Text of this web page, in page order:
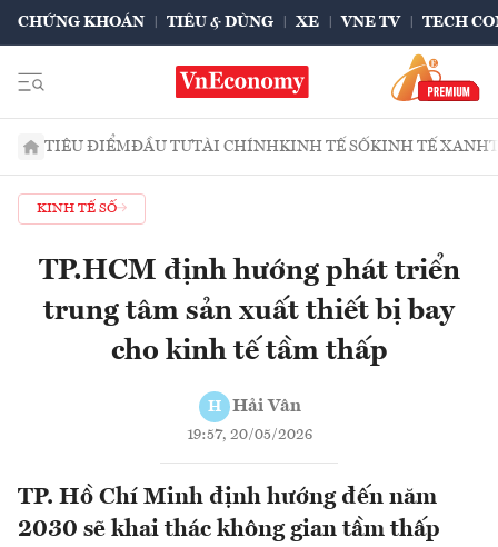
CHỨNG KHOÁN TIÊU & DÙNG XE VNE TV TECH
TIÊU ĐIỂMĐẦU TƯTÀI CHÍNHKINH TẾ SỐKINH TẾ XANH
KINH TẾ SỐ
TP.HCM định hướng phát triển
trung tâm sản xuất thiết bị bay
cho kinh tế tầm thấp
H Hải Vân
19:57, 20/05/2026
TP. Hồ Chí Minh định hướng đến năm
2030 sẽ khai thác không gian tầm thấp